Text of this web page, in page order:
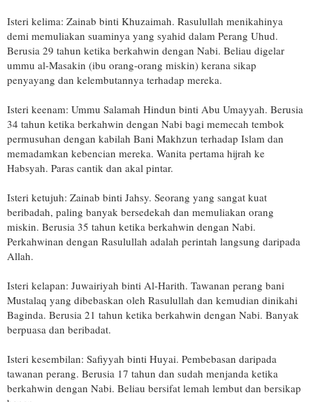
Isteri kelima: Zainab binti Khuzaimah. Rasulullah menikahinya
demi memuliakan suaminya yang syahid dalam Perang Uhud.
Berusia 29 tahun ketika berkahwin dengan Nabi. Beliau digelar
ummu al-Masakin (ibu orang-orang miskin) kerana sikap
penyayang dan kelembutannya terhadap mereka.
Isteri keenam: Ummu Salamah Hindun binti Abu Umayyah. Berusia
34 tahun ketika berkahwin dengan Nabi bagi memecah tembok
permusuhan dengan kabilah Bani Makhzun terhadap Islam dan
memadamkan kebencian mereka. Wanita pertama hijrah ke
Habsyah. Paras cantik dan akal pintar.
Isteri ketujuh: Zainab binti Jahsy. Seorang yang sangat kuat
beribadah, paling banyak bersedekah dan memuliakan orang
miskin. Berusia 35 tahun ketika berkahwin dengan Nabi.
Perkahwinan dengan Rasulullah adalah perintah langsung daripada
Allah.
Isteri kelapan: Juwairiyah binti Al-Harith. Tawanan perang bani
Mustalaq yang dibebaskan oleh Rasulullah dan kemudian dinikahi
Baginda. Berusia 21 tahun ketika berkahwin dengan Nabi. Banyak
berpuasa dan beribadat.
Isteri kesembilan: Safiyyah binti Huyai. Pembebasan daripada
tawanan perang. Berusia 17 tahun dan sudah menjanda ketika
berkahwin dengan Nabi. Beliau bersifat lemah lembut dan bersikap